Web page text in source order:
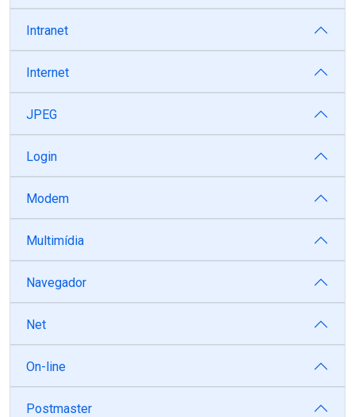
Intranet
Internet
JPEG
Login
Modem
Multimídia
Navegador
Net
On-line
Postmaster